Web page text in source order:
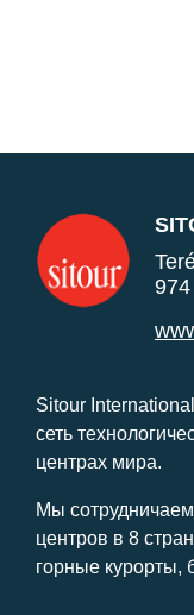
Sitour
сеть
центрах мира.
Мы
центров в 8
горные курорты,